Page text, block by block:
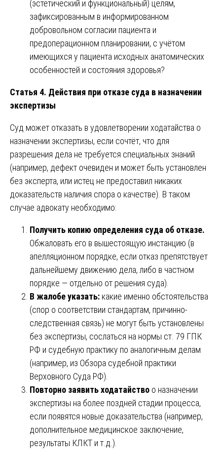
(эстетический и функциональный) целям,
зафиксированным в информированном
добровольном согласии пациента и
предоперационном планировании, с учётом
имеющихся у пациента исходных анатомических
особенностей и состояния здоровья?
Статья 4. Действия при отказе суда в назначении
экспертизы
Суд может отказать в удовлетворении ходатайства о
назначении экспертизы, если сочтёт, что для
разрешения дела не требуется специальных знаний
(например, дефект очевиден и может быть установлен
без эксперта, или истец не предоставил никаких
доказательств наличия спора о качестве). В таком
случае адвокату необходимо:
Получить копию определения суда об отказе.
Обжаловать его в вышестоящую инстанцию (в
апелляционном порядке, если отказ препятствует
дальнейшему движению дела, либо в частном
порядке — отдельно от решения суда).
В жалобе указать: какие именно обстоятельства
(спор о соответствии стандартам, причинно-
следственная связь) не могут быть установлены
без экспертизы, сослаться на нормы ст. 79 ГПК
РФ и судебную практику по аналогичным делам
(например, из Обзора судебной практики
Верховного Суда РФ).
Повторно заявить ходатайство о назначении
экспертизы на более поздней стадии процесса,
если появятся новые доказательства (например,
дополнительное медицинское заключение,
результаты КЛКТ и т.д.).